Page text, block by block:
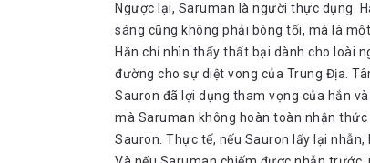
Ngược lại, Saruman là người thực dụng.
sáng cũng không phải bóng tối, mà là
Hắn chỉ nhìn thấy thất bại dành cho loài
đường cho sự diệt vong của Trung Địa.
Sauron đã lợi dụng tham vọng của hắn
mà Saruman không hoàn toàn nhận
Sauron. Thực tế, nếu Sauron lấy lại